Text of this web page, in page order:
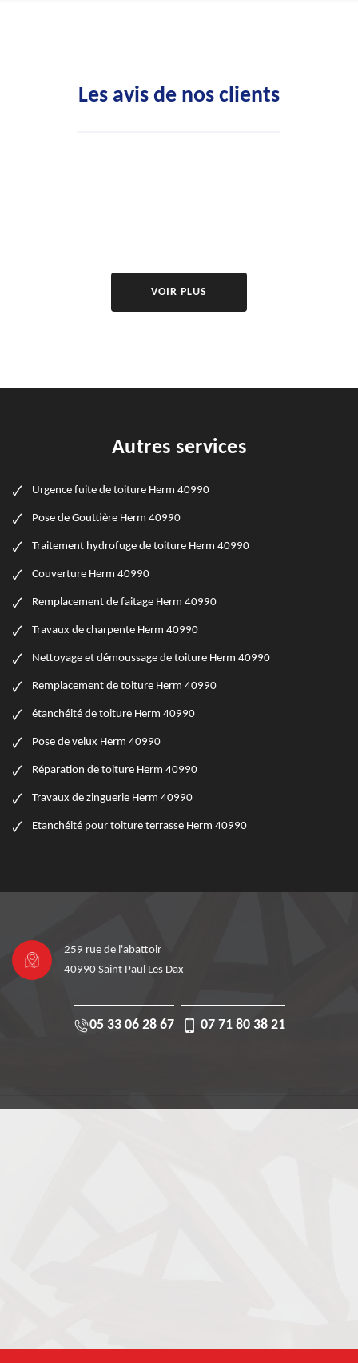
Les avis de nos clients
VOIR PLUS
Autres services
Urgence fuite de toiture Herm 40990
Pose de Gouttière Herm 40990
Traitement hydrofuge de toiture Herm 40990
Couverture Herm 40990
Remplacement de faitage Herm 40990
Travaux de charpente Herm 40990
Nettoyage et démoussage de toiture Herm 40990
Remplacement de toiture Herm 40990
étanchéité de toiture Herm 40990
Pose de velux Herm 40990
Réparation de toiture Herm 40990
Travaux de zinguerie Herm 40990
Etanchéité pour toiture terrasse Herm 40990
259 rue de l'abattoir
40990 Saint Paul Les Dax
05 33 06 28 67 07 71 80 38 21